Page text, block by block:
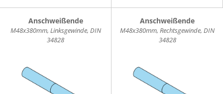
Anschweißende
M48x380mm, Linksgewinde, DIN
34828
Anschweißende
M48x380mm, Rechtsgewinde, DIN
34828